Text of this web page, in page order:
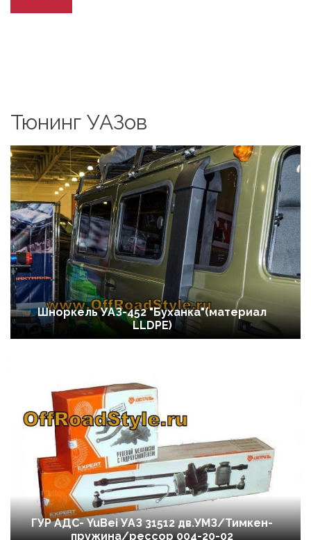
Тюнинг УАЗов
Шноркель УАЗ-452 "Буханка"(материал
LLDPE)
ГУР АДС- YuBei УАЗ 31512 дв.УМЗ/Тимкен-
пружина/рессор 004-20-02